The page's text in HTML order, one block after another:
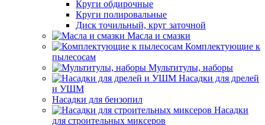
Круги обдирочные
Круги полировальные
Диск точильный, круг заточной
Масла и смазки
Комплектующие к
пылесосам
Мультитулы, наборы
Насадки для дрелей
и УШМ
Насадки для бензопил
Насадки
для строительных миксеров